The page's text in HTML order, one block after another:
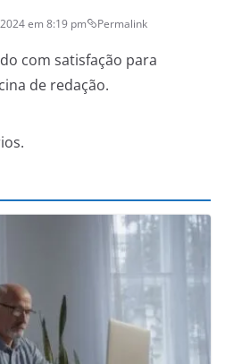
em 8:19 pm Permalink
com satisfação para
de redação.